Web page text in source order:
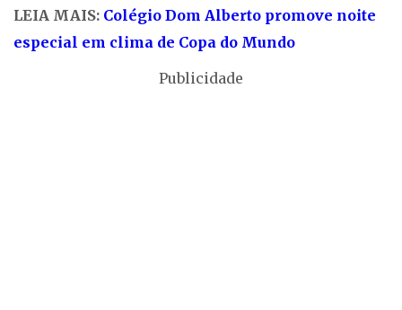
LEIA MAIS: Colégio Dom Alberto promove noite
especial em clima de Copa do Mundo
Publicidade